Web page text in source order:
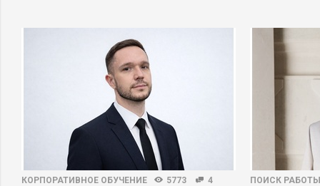
КОРПОРАТИВНОЕ ОБУЧЕНИЕ 5773 4 ПОИСК РАБОТЫ